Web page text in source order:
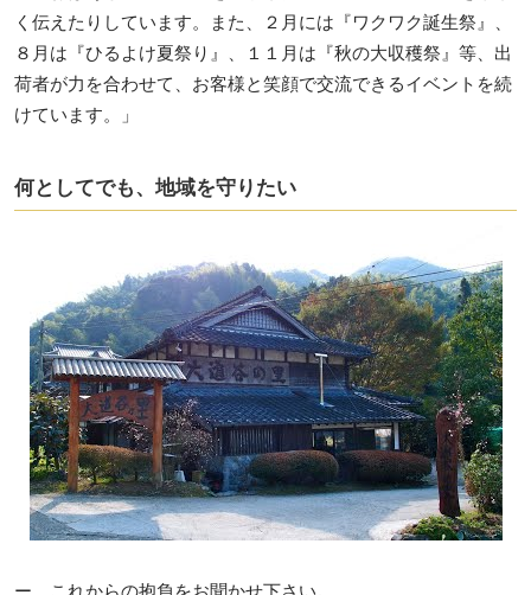
く伝えたりしています。また、２月には『ワクワク誕生祭』、
８月は『ひるよけ夏祭り』、１１月は『秋の大収穫祭』等、出
荷者が力を合わせて、お客様と笑顔で交流できるイベントを続
けています。」
何としてでも、地域を守りたい
ー これからの抱負をお聞かせ下さい。